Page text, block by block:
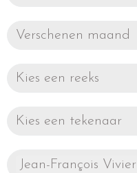
Verschenen maand
Kies een reeks
Kies een tekenaar
Jean-François Vivier